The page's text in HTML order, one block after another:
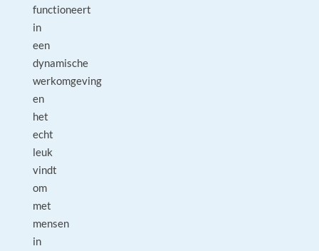
functioneert
in
een
dynamische
werkomgeving
en
het
echt
leuk
vindt
om
met
mensen
in